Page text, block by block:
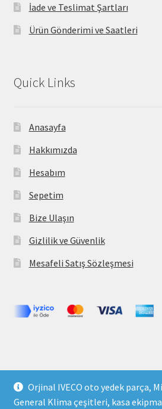
Orjinal IVECO oto yedek parça,
General Klima çeşitleri, kasa
İade ve Teslimat Şartları
Ürün Gönderimi ve Saatleri
Quick Links
Anasayfa
Hakkımızda
Hesabım
Sepetim
Bize Ulaşın
Gizlilik ve Güvenlik
Mesafeli Satış Sözleşmesi
Copyright 2021 © parcavs.com Tüm
kartı bilgileriniz 256bit SSL